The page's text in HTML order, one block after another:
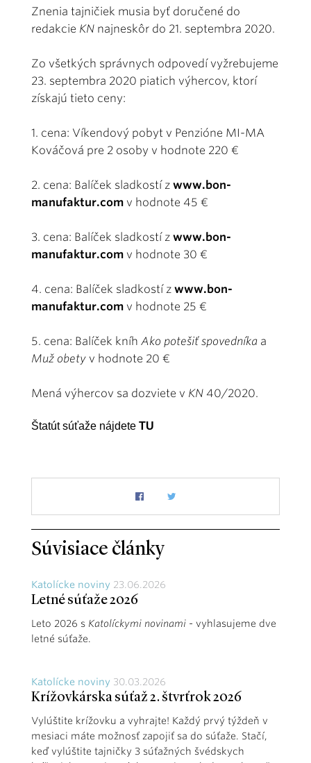
Znenia tajničiek musia byť doručené do
redakcie KN najneskôr do 21. septembra 2020.
Zo všetkých správnych odpovedí vyžrebujeme
23. septembra 2020 piatich výhercov, ktorí
získajú tieto ceny:
1. cena: Víkendový pobyt v Penzióne MI-MA
Kováčová pre 2 osoby v hodnote 220 €
2. cena: Balíček sladkostí z www.bon-
manufaktur.com v hodnote 45 €
3. cena: Balíček sladkostí z www.bon-
manufaktur.com v hodnote 30 €
4. cena: Balíček sladkostí z www.bon-
manufaktur.com v hodnote 25 €
5. cena: Balíček kníh Ako potešiť spovedníka a
Muž obety v hodnote 20 €
Mená výhercov sa dozviete v KN 40/2020.
Štatút súťaže nájdete TU
Súvisiace články
Katolícke noviny 23.06.2026
Letné súťaže 2026
Leto 2026 s Katolíckymi novinami - vyhlasujeme dve
letné súťaže.
Katolícke noviny 30.03.2026
Krížovkárska súťaž 2. štvrťrok 2026
Vylúštite krížovku a vyhrajte! Každý prvý týždeň v
mesiaci máte možnosť zapojiť sa do súťaže. Stačí,
keď vylúštite tajničky 3 súťažných švédskych